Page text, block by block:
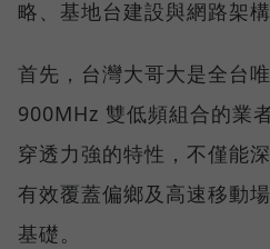
略、基地台建設與網路架構
首先，台灣大哥大是全台
900MHz 雙低頻組合的業
穿透力強的特性，不僅能
有效覆蓋偏鄉及高速移動
基礎。